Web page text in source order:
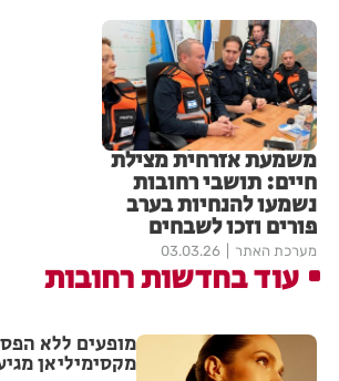
משמעת אזרחית מצילת
חיים: תושבי רחובות
נשמעו להנחיות בערב
פורים וזכו לשבחים
מערכת האתר 03.03.26
עוד בחדשות רחובות
מופעים ללא
מקסימיליאן